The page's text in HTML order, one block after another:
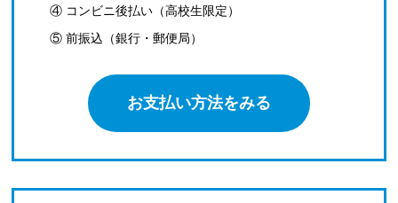
④ コンビニ後払い（高校生限定）
⑤ 前振込（銀行・郵便局）
お支払い方法をみる